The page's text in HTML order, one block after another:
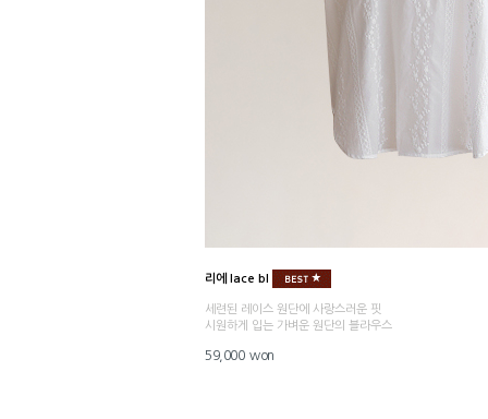
리에 lace bl
세련된 레이스 원단에 사랑스러운 핏
시원하게 입는 가벼운 원단의 블라우스
59,000 won